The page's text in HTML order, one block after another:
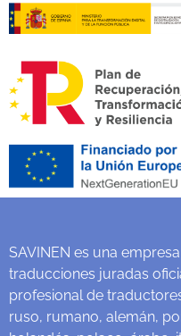
SAVINEN es una
traducciones juradas
profesional de
ruso, rumano, alemán,